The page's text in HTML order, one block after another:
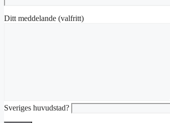
Ditt meddelande (valfritt)
Sveriges huvudstad?